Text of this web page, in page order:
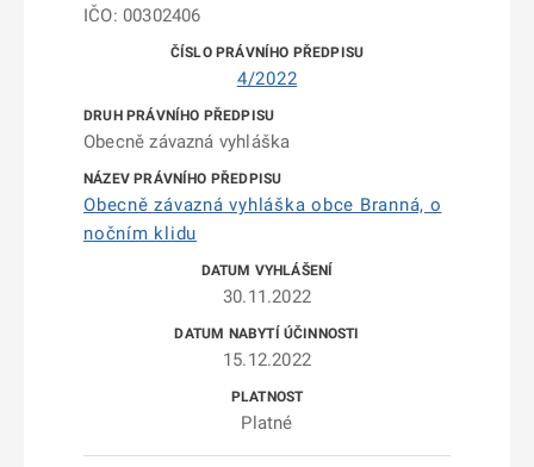
IČO: 00302406
4/2022
Obecně závazná vyhláška
Obecně závazná vyhláška obce Branná, o
nočním klidu
30.11.2022
15.12.2022
Platné